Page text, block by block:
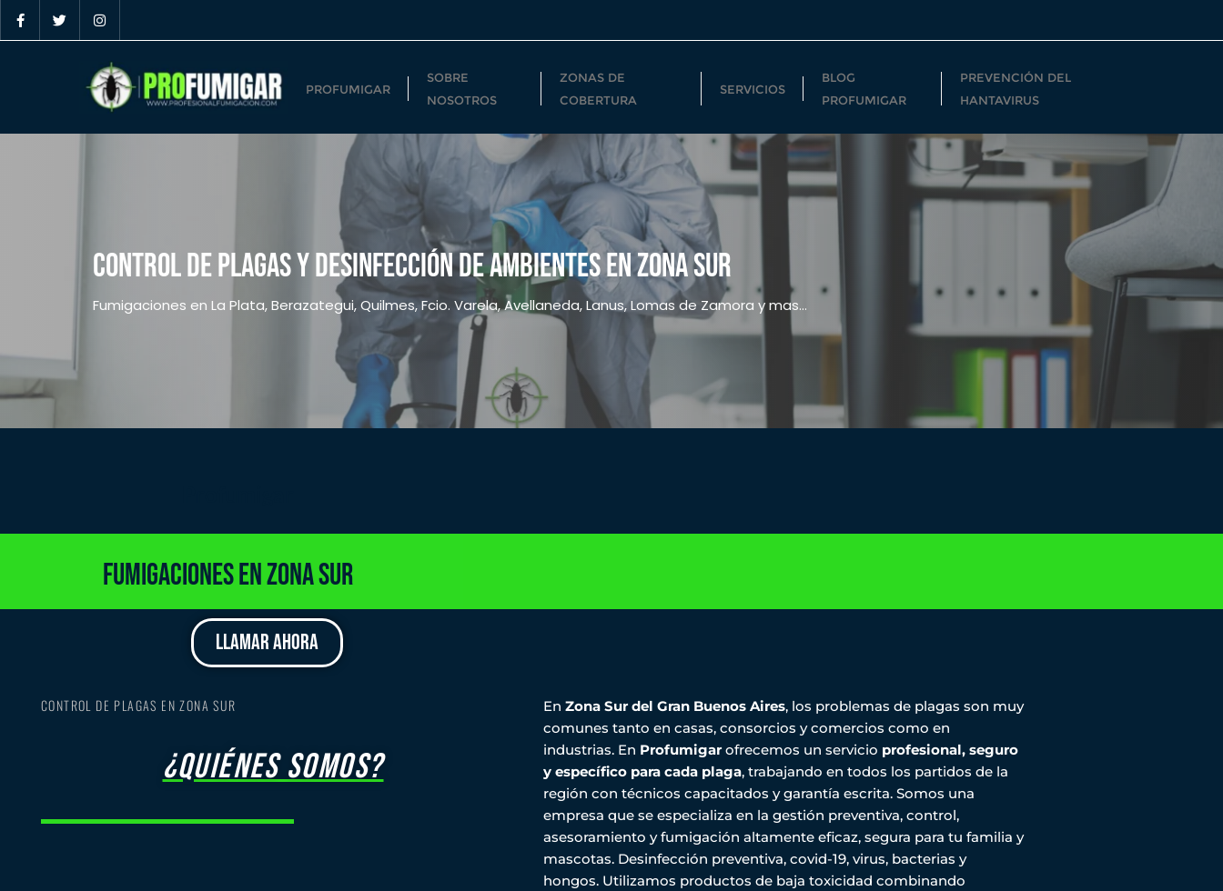
PROFUMIGAR
SOBRE
NOSOTROS
ZONAS DE
COBERTURA
SERVICIOS
BLOG
PROFUMIGAR
PREVENCIÓN DEL
HANTAVIRUS
CONTROL DE PLAGAS Y DESINFECCIÓN DE AMBIENTES EN ZONA SUR
Fumigaciones en La Plata, Berazategui, Quilmes, Fcio. Varela, Avellaneda, Lanus, Lomas de Zamora y mas...
Fumigaciones En Zona Sur
LLAMAR AHORA
CONTROL DE PLAGAS EN ZONA SUR
¿Quiénes somos?
En Zona Sur del Gran Buenos Aires, los problemas de plagas son muy
comunes tanto en casas, consorcios y comercios como en
industrias. En Profumigar ofrecemos un servicio profesional, seguro
y específico para cada plaga, trabajando en todos los partidos de la
región con técnicos capacitados y garantía escrita. Somos una
empresa que se especializa en la gestión preventiva, control,
asesoramiento y fumigación altamente eficaz, segura para tu familia y
mascotas. Desinfección preventiva, covid-19, virus, bacterias y
hongos. Utilizamos productos de baja toxicidad combinando